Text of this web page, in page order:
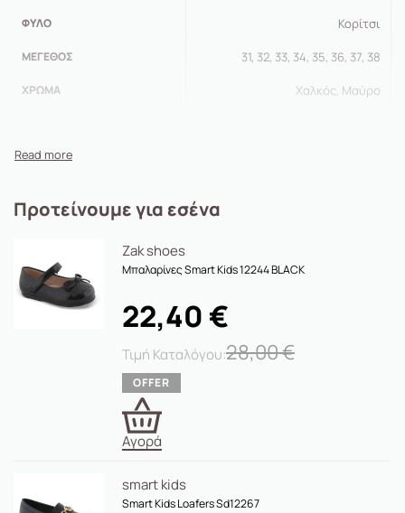
ΦΎΛΟ Κορίτσι
ΜΈΓΕΘΟΣ 31, 32, 33, 34, 35, 36, 37, 38
ΧΡΏΜΑ Χαλκός, Μαύρο
Προτείνουμε για εσένα
Zak shoes
Μπαλαρίνες Smart Kids 12244 BLACK
28,00€
22,40 €
Αγορά
smart kids
Smart Kids Loafers Sd12267